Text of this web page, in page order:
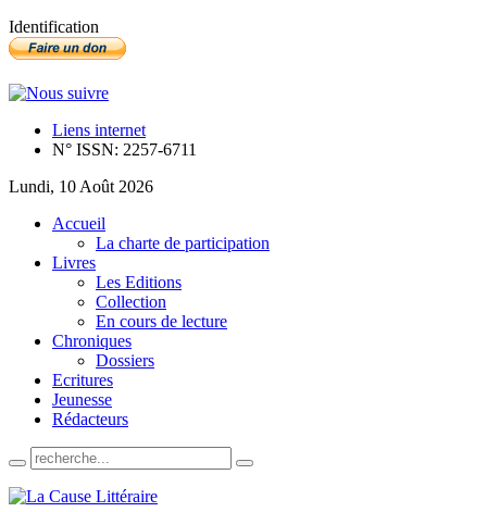
Identification
Liens internet
N° ISSN: 2257-6711
Lundi, 10 Août 2026
Accueil
La charte de participation
Livres
Les Editions
Collection
En cours de lecture
Chroniques
Dossiers
Ecritures
Jeunesse
Rédacteurs